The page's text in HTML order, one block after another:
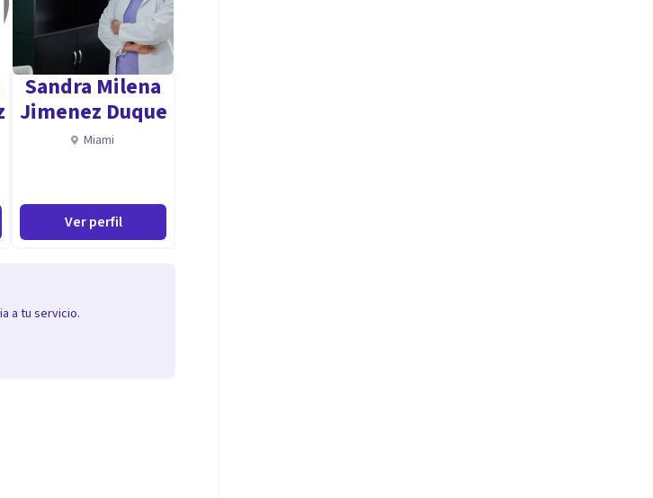
Facultad de
Sebastián, Facultad De
Sandra Milena
Jimenez Duque
Miami
Ver perfil
a tu servicio.